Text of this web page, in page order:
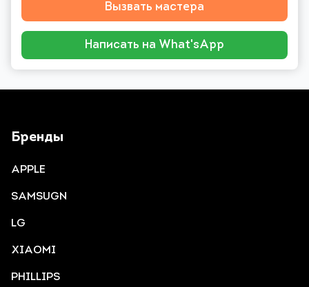
Вызвать мастера
Написать на What'sApp
Бренды
APPLE
SAMSUGN
LG
XIAOMI
PHILLIPS